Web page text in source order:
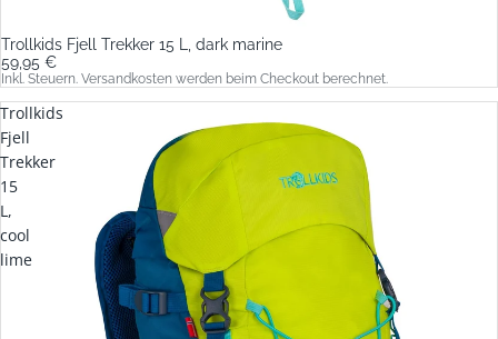
Trollkids Fjell Trekker 15 L, dark marine
59,95 €
Inkl. Steuern. Versandkosten werden beim Checkout berechnet.
Trollkids
Fjell
Trekker
15
L,
cool
lime